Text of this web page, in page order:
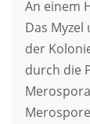
An einem
Das
der
durch die